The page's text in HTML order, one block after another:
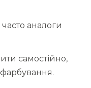
аналоги
самостійно,